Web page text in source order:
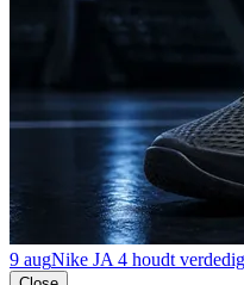
9 augNike JA 4 houdt